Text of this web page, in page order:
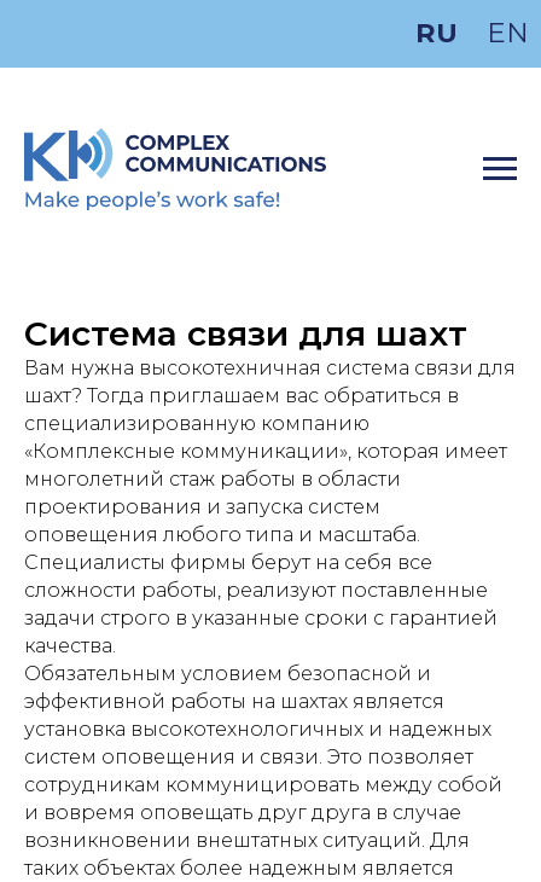
Система связи для шахт
Вам нужна высокотехничная система связи для
шахт? Тогда приглашаем вас обратиться в
специализированную компанию
«Комплексные коммуникации», которая имеет
многолетний стаж работы в области
проектирования и запуска систем
оповещения любого типа и масштаба.
Специалисты фирмы берут на себя все
сложности работы, реализуют поставленные
задачи строго в указанные сроки с гарантией
качества.
Обязательным условием безопасной и
эффективной работы на шахтах является
установка высокотехнологичных и надежных
систем оповещения и связи. Это позволяет
сотрудникам коммуницировать между собой
и вовремя оповещать друг друга в случае
возникновении внештатных ситуаций. Для
таких объектах более надежным является